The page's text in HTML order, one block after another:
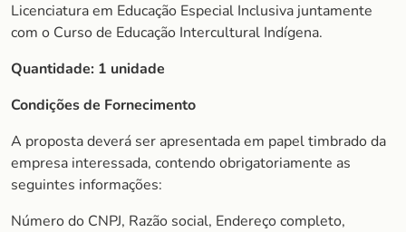
Licenciatura em Educação Especial Inclusiva juntamente
com o Curso de Educação Intercultural Indígena.
Quantidade: 1 unidade
Condições de Fornecimento
A proposta deverá ser apresentada em papel timbrado da
empresa interessada, contendo obrigatoriamente as
seguintes informações:
Número do CNPJ, Razão social, Endereço completo,